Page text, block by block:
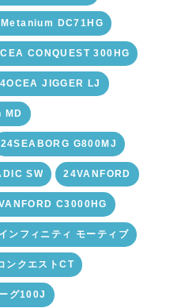
DC71HG
CONQUEST 300HG
JIGGER LJ
MD
24SEABORG G800MJ
SW 24VANFORD
C3000HG
ンフィニティ モーティブ
ンクエストCT
グ100J